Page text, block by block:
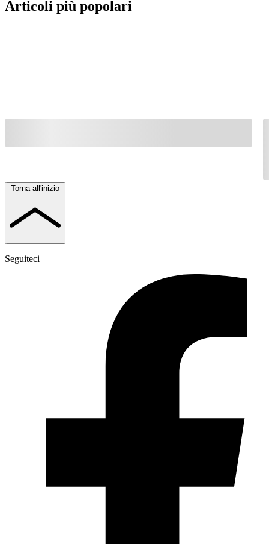
Articoli più popolari
Torna all'inizio
Seguiteci